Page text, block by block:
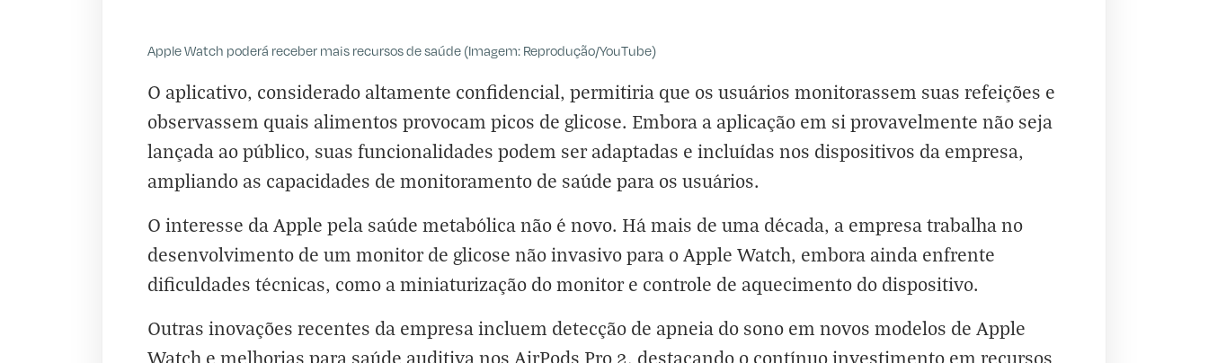
Apple Watch poderá receber mais recursos de saúde (Imagem: Reprodução/YouTube)
O aplicativo, considerado altamente confidencial, permitiria que os usuários monitorassem suas refeições e
observassem quais alimentos provocam picos de glicose. Embora a aplicação em si provavelmente não seja
lançada ao público, suas funcionalidades podem ser adaptadas e incluídas nos dispositivos da empresa,
ampliando as capacidades de monitoramento de saúde para os usuários.
O interesse da Apple pela saúde metabólica não é novo. Há mais de uma década, a empresa trabalha no
desenvolvimento de um monitor de glicose não invasivo para o Apple Watch, embora ainda enfrente
dificuldades técnicas, como a miniaturização do monitor e controle de aquecimento do dispositivo.
Outras inovações recentes da empresa incluem detecção de apneia do sono em novos modelos de Apple
Watch e melhorias para saúde auditiva nos AirPods Pro 2, destacando o contínuo investimento em recursos